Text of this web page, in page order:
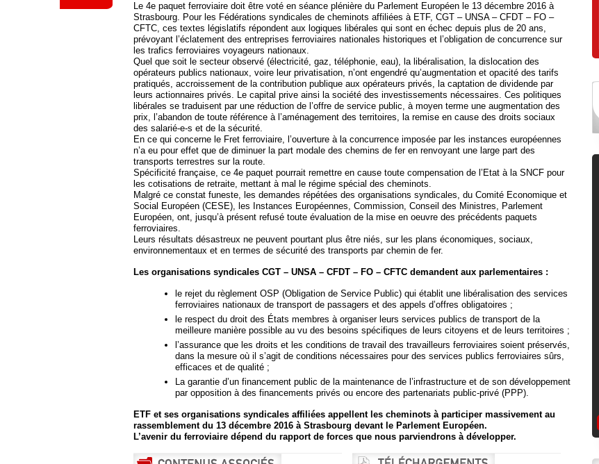
Le 4e paquet ferroviaire doit être voté en séance plénière du Parlement Européen le 13 décembre 2016 à
Strasbourg. Pour les Fédérations syndicales de cheminots affiliées à ETF, CGT – UNSA – CFDT – FO –
CFTC, ces textes législatifs répondent aux logiques libérales qui sont en échec depuis plus de 20 ans,
prévoyant l’éclatement des entreprises ferroviaires nationales historiques et l’obligation de concurrence sur
les trafics ferroviaires voyageurs nationaux.
Quel que soit le secteur observé (électricité, gaz, téléphonie, eau), la libéralisation, la dislocation des
opérateurs publics nationaux, voire leur privatisation, n’ont engendré qu’augmentation et opacité des tarifs
pratiqués, accroissement de la contribution publique aux opérateurs privés, la captation de dividende par
leurs actionnaires privés. Le capital prive ainsi la société des investissements nécessaires. Ces politiques
libérales se traduisent par une réduction de l’offre de service public, à moyen terme une augmentation des
prix, l’abandon de toute référence à l’aménagement des territoires, la remise en cause des droits sociaux
des salarié-e-s et de la sécurité.
En ce qui concerne le Fret ferroviaire, l’ouverture à la concurrence imposée par les instances européennes
n’a eu pour effet que de diminuer la part modale des chemins de fer en renvoyant une large part des
transports terrestres sur la route.
Spécificité française, ce 4e paquet pourrait remettre en cause toute compensation de l’Etat à la SNCF pour
les cotisations de retraite, mettant à mal le régime spécial des cheminots.
Malgré ce constat funeste, les demandes répétées des organisations syndicales, du Comité Economique et
Social Européen (CESE), les Instances Européennes, Commission, Conseil des Ministres, Parlement
Européen, ont, jusqu’à présent refusé toute évaluation de la mise en oeuvre des précédents paquets
ferroviaires.
Leurs résultats désastreux ne peuvent pourtant plus être niés, sur les plans économiques, sociaux,
environnementaux et en termes de sécurité des transports par chemin de fer.
Les organisations syndicales CGT – UNSA – CFDT – FO – CFTC demandent aux parlementaires :
le rejet du règlement OSP (Obligation de Service Public) qui établit une libéralisation des services
ferroviaires nationaux de transport de passagers et des appels d’offres obligatoires ;
le respect du droit des États membres à organiser leurs services publics de transport de la
meilleure manière possible au vu des besoins spécifiques de leurs citoyens et de leurs territoires ;
l’assurance que les droits et les conditions de travail des travailleurs ferroviaires soient préservés,
dans la mesure où il s’agit de conditions nécessaires pour des services publics ferroviaires sûrs,
efficaces et de qualité ;
La garantie d’un financement public de la maintenance de l’infrastructure et de son développement
par opposition à des financements privés ou encore des partenariats public-privé (PPP).
ETF et ses organisations syndicales affiliées appellent les cheminots à participer massivement au
rassemblement du 13 décembre 2016 à Strasbourg devant le Parlement Européen.
L’avenir du ferroviaire dépend du rapport de forces que nous parviendrons à développer.